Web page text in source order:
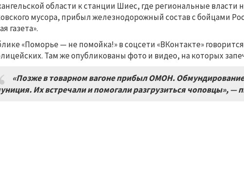
области к станции Шиес, где региональные
мусора, прибыл железнодорожный состав с бойцами
газета».
«Поморье — не помойка!» в соцсети «ВКонтакте»
Там же опубликованы фото и видео, на которых
«Позже в товарном вагоне прибыл ОМОН.
Их встречали и помогали разгрузиться чоповцы», —